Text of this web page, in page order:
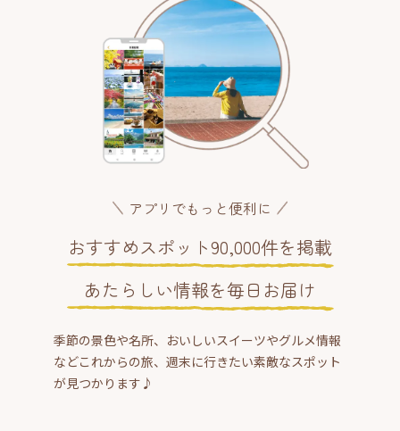
アプリでもっと便利に
おすすめスポット90,000件を掲載
あたらしい情報を毎日お届け
季節の景色や名所、おいしいスイーツやグルメ情報
などこれからの旅、週末に行きたい素敵なスポット
が見つかります♪